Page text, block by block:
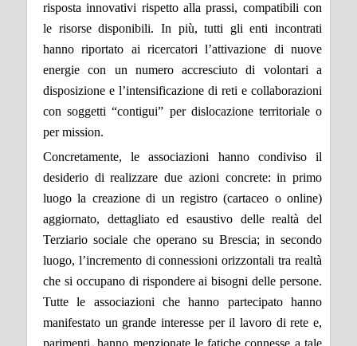
risposta innovativi rispetto alla prassi, compatibili con
le risorse disponibili. In più, tutti gli enti incontrati
hanno riportato ai ricercatori l’attivazione di nuove
energie con un numero accresciuto di volontari a
disposizione e l’intensificazione di reti e collaborazioni
con soggetti “contigui” per dislocazione territoriale o
per mission.
Concretamente, le associazioni hanno condiviso il
desiderio di realizzare due azioni concrete: in primo
luogo la creazione di un registro (cartaceo o online)
aggiornato, dettagliato ed esaustivo delle realtà del
Terziario sociale che operano su Brescia; in secondo
luogo, l’incremento di connessioni orizzontali tra realtà
che si occupano di rispondere ai bisogni delle persone.
Tutte le associazioni che hanno partecipato hanno
manifestato un grande interesse per il lavoro di rete e,